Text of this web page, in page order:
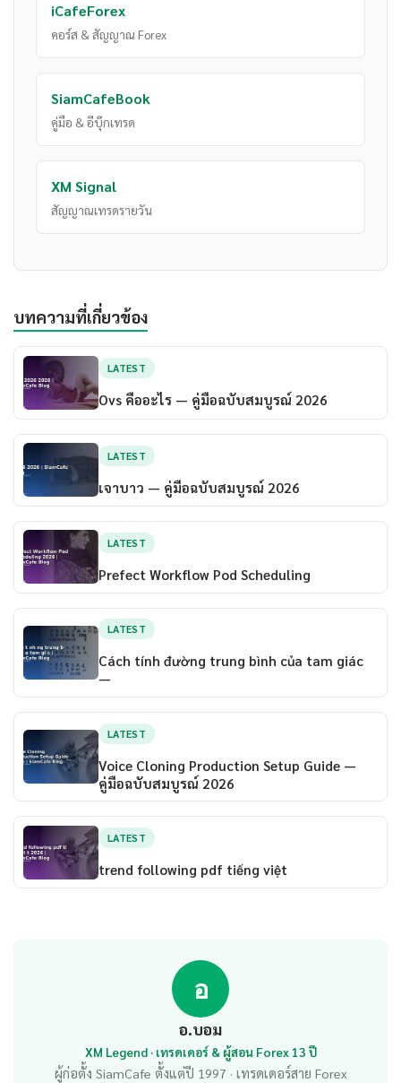
iCafeForex
คอร์ส & สัญญาณ Forex
SiamCafeBook
คู่มือ & อีบุ๊กเทรด
XM Signal
สัญญาณเทรดรายวัน
บทความที่เกี่ยวข้อง
LATEST
Ovs คืออะไร — คู่มือฉบับสมบูรณ์ 2026
LATEST
เจาบาว — คู่มือฉบับสมบูรณ์ 2026
LATEST
Prefect Workflow Pod Scheduling
LATEST
Cách tính đường trung bình của tam giác
—
LATEST
Voice Cloning Production Setup Guide —
คู่มือฉบับสมบูรณ์ 2026
LATEST
trend following pdf tiếng việt
อ
อ.บอม
XM Legend · เทรดเดอร์ & ผู้สอน Forex 13 ปี
ผู้ก่อตั้ง SiamCafe ตั้งแต่ปี 1997 · เทรดเดอร์สาย Forex